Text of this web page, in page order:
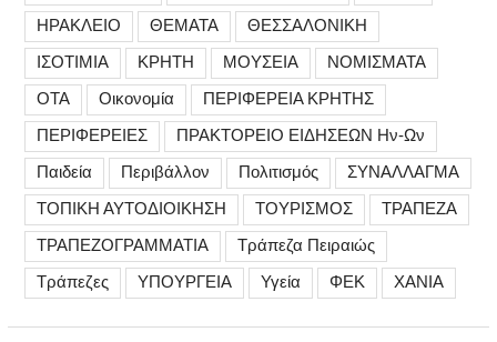
ΗΡΑΚΛΕΙΟ
ΘΕΜΑΤΑ
ΘΕΣΣΑΛΟΝΙΚΗ
ΙΣΟΤΙΜΙΑ
ΚΡΗΤΗ ΜΟΥΣΕΙΑ
ΝΟΜΙΣΜΑΤΑ
ΟΤΑ
Οικονομία
ΠΕΡΙΦΕΡΕΙΑ ΚΡΗΤΗΣ
ΠΕΡΙΦΕΡΕΙΕΣ
ΠΡΑΚΤΟΡΕΙΟ ΕΙΔΗΣΕΩΝ Ην-Ων
Παιδεία
Περιβάλλον Πολιτισμός
ΣΥΝΑΛΛΑΓΜΑ
ΤΟΠΙΚΗ ΑΥΤΟΔΙΟΙΚΗΣΗ
ΤΟΥΡΙΣΜΟΣ
ΤΡΑΠΕΖΑ
ΤΡΑΠΕΖΟΓΡΑΜΜΑΤΙΑ
Τράπεζα Πειραιώς
Τράπεζες
ΥΠΟΥΡΓΕΙΑ Υγεία ΦΕΚ ΧΑΝΙΑ